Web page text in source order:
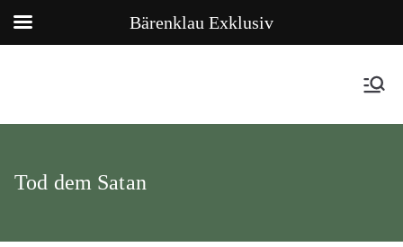
Tod dem Satan
Bärenklau Exklusiv